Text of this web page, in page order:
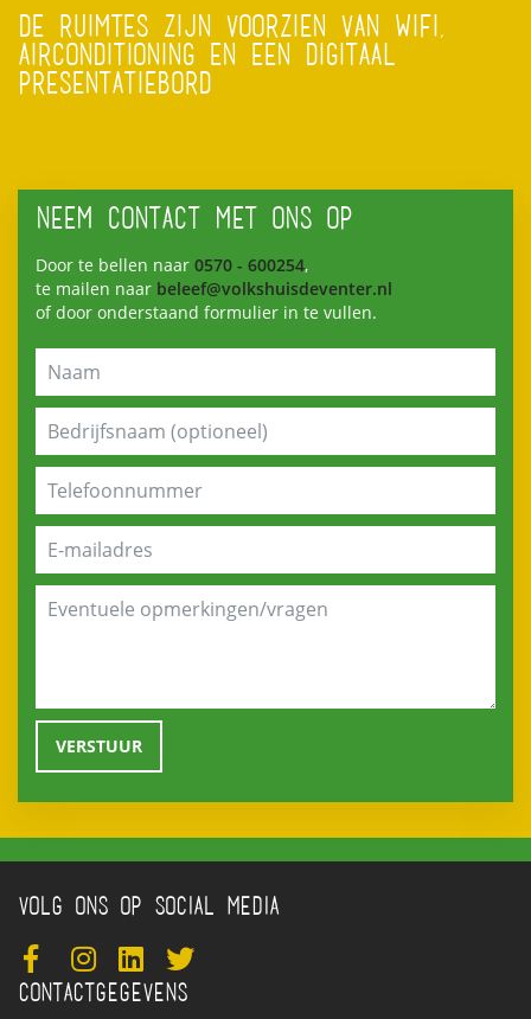
DE RUIMTES ZIJN VOORZIEN VAN WIFI,
AIRCONDITIONING EN EEN DIGITAAL
PRESENTATIEBORD
NEEM CONTACT MET ONS OP
Door te bellen naar 0570 - 600254,
te mailen naar beleef@volkshuisdeventer.nl
of door onderstaand formulier in te vullen.
VOLG ONS OP SOCIAL MEDIA
CONTACTGEGEVENS